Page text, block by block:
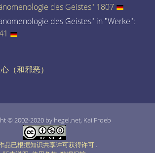
des Geistes" 1807
des Geistes" in "Werke":
（和邪恶）
© 2002-2020 by hegel.net, Kai Froeb
品已根据知识共享许可获得许可 .